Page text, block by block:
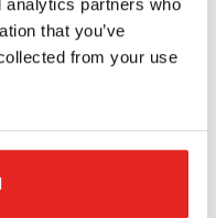
analytics partners who
that you’ve
from your use